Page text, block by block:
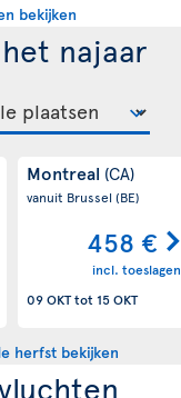
bekijken
najaar
Montreal (CA)
vanuit Brussel(BE)
458 €
incl. toeslagen
09 OKTtot 15 OKT
herfst bekijken